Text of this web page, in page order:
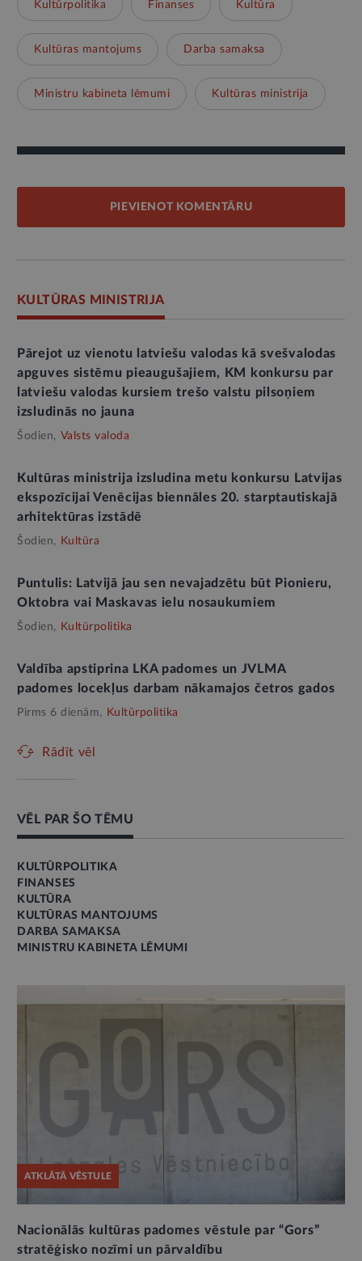
Kultūrpolitika Finanses Kultūra
Kultūras mantojums Darba samaksa
Ministru kabineta lēmumi Kultūras ministrija
PIEVIENOT KOMENTĀRU
KULTŪRAS MINISTRIJA
Pārejot uz vienotu latviešu valodas kā svešvalodas
apguves sistēmu pieaugušajiem, KM konkursu par
latviešu valodas kursiem trešo valstu pilsoņiem
izsludinās no jauna
Šodien, Valsts valoda
Kultūras ministrija izsludina metu konkursu Latvijas
ekspozīcijai Venēcijas biennāles 20. starptautiskajā
arhitektūras izstādē
Šodien, Kultūra
Puntulis: Latvijā jau sen nevajadzētu būt Pionieru,
Oktobra vai Maskavas ielu nosaukumiem
Šodien, Kultūrpolitika
Valdība apstiprina LKA padomes un JVLMA
padomes locekļus darbam nākamajos četros gados
Pirms 6 dienām, Kultūrpolitika
Rādīt vēl
VĒL PAR ŠO TĒMU
KULTŪRPOLITIKA
FINANSES
KULTŪRA
KULTŪRAS MANTOJUMS
DARBA SAMAKSA
MINISTRU KABINETA LĒMUMI
ATKLĀTĀ VĒSTULE
Nacionālās kultūras padomes vēstule par “Gors”
stratēģisko nozīmi un pārvaldību